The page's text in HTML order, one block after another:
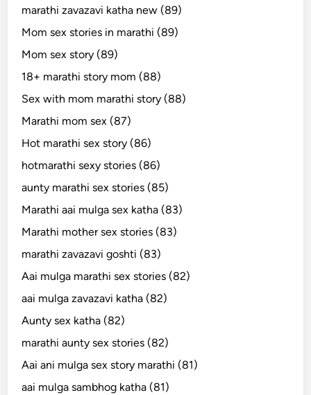
marathi zavazavi katha new (89)
Mom sex stories in marathi (89)
Mom sex story (89)
18+ marathi story mom (88)
Sex with mom marathi story (88)
Marathi mom sex (87)
Hot marathi sex story (86)
hotmarathi sexy stories (86)
aunty marathi sex stories (85)
Marathi aai mulga sex katha (83)
Marathi mother sex stories (83)
marathi zavazavi goshti (83)
Aai mulga marathi sex stories (82)
aai mulga zavazavi katha (82)
Aunty sex katha (82)
marathi aunty sex stories (82)
Aai ani mulga sex story marathi (81)
aai mulga sambhog katha (81)